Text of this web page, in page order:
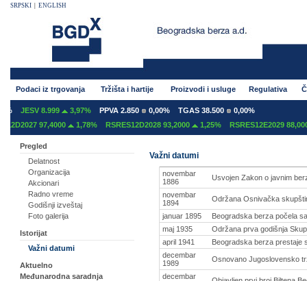
SRPSKI ENGLISH
Podaci iz trgovanja Tržišta i hartije Proizvodi i usluge Regulativa
JESV 8.999 3,97% PPVA 2.850 0,00% TGAS 38.500
0,00%
97,4000
1,78% RSRES12D2028 93,2000 1,25% RSRES12E2029 88,0000
Pregled
Delatnost
Organizacija
Akcionari
Radno vreme
Godišnji izveštaj
Foto galerija
Istorijat
Važni datumi
Aktuelno
Međunarodna saradnja
Važni datumi
novembar
1886
Usvojen Zakon o javnim
novembar
1894
Održana Osnivačka
januar 1895
Beogradska berza počela
maj 1935
Održana prva godišnja
april 1941
Beogradska berza prestaje
decembar
1989
Osnovano Jugoslovensko
decembar